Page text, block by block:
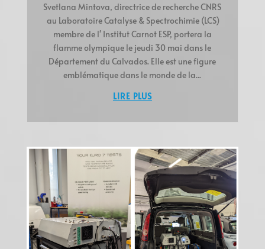
Svetlana Mintova, directrice de recherche CNRS
au Laboratoire Catalyse & Spectrochimie (LCS)
membre de l' Institut Carnot ESP, portera la
flamme olympique le jeudi 30 mai dans le
Département du Calvados. Elle est une figure
emblématique dans le monde de la...
LIRE PLUS